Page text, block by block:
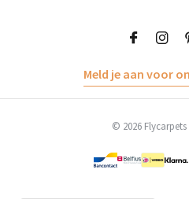
Meld je aan voor
© 2026 Flycarpets